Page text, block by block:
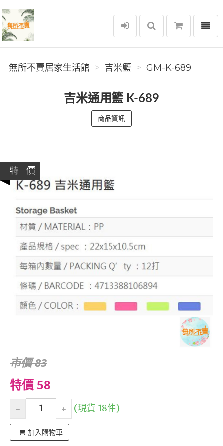
無所不賣居家生活館
選單
無所不賣居家生活館 吉米籃 GM-K-689
吉米通用籃 K-689
商品資訊
特 價
市價 83
特價 58
(現貨 18件)
加入購物車